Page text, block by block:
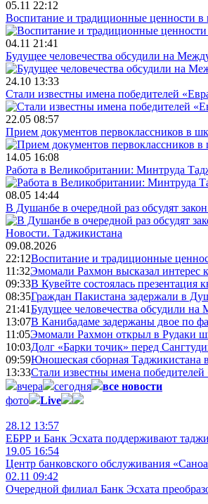
05.11 22:12
Воспитание и традиционные ценности
04.11 21:41
Будущее человечества обсудили на
24.10 13:33
Стали известны имена победителей
22.05 08:57
Прием документов первоклассников в
14.05 16:08
Работа в Великобритании: Минтруда
08.05 14:44
В Душанбе в очередной раз обсудят
Новости. Таджикистана
09.08.2026
22:12Воспитание и традиционные
11:32Эмомали Рахмон высказал интерес
09:33В Кувейте состоялась презентация
08:35Граждан Пакистана задержали в
21:41Будущее человечества обсудили
13:07В Канибадаме задержаны двое по
11:05Эмомали Рахмон открыл в Рудаки
10:03Долг «Барки точик» перед
09:59Юношеская сборная Таджикистана
13:33Стали известны имена
вчера
сегодня
все новости
фото
Live
28.12 13:57
ЕБРР и Банк Эсхата поддерживают
19.05 16:54
Центр банковского обслуживания
02.11 09:42
Очередной филиал Банк Эсхата